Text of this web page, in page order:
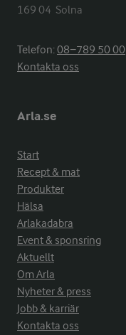
169 04  Solna
Telefon:08−789 50 00
Kontakta oss
Arla.se
Start
Recept & mat
Produkter
Hälsa
Arlakadabra
Event & sponsring
Aktuellt
Om Arla
Nyheter & press
Jobb & karriär
Kontakta oss